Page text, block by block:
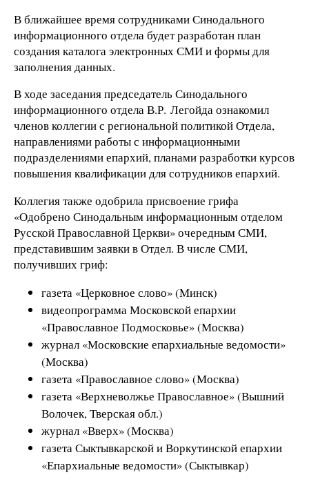
В ближайшее время сотрудниками Синодального
информационного отдела будет разработан план
создания каталога электронных СМИ и формы для
заполнения данных.
В ходе заседания председатель Синодального
информационного отдела В.Р. Легойда ознакомил
членов коллегии с региональной политикой Отдела,
направлениями работы с информационными
подразделениями епархий, планами разработки курсов
повышения квалификации для сотрудников епархий.
Коллегия также одобрила присвоение грифа
«Одобрено Синодальным информационным отделом
Русской Православной Церкви» очередным СМИ,
представившим заявки в Отдел. В числе СМИ,
получивших гриф:
газета «Церковное слово» (Минск)
видеопрограмма Московской епархии
«Православное Подмосковье» (Москва)
журнал «Московские епархиальные ведомости»
(Москва)
газета «Православное слово» (Москва)
газета «Верхневолжье Православное» (Вышний
Волочек, Тверская обл.)
журнал «Вверх» (Москва)
газета Сыктывкарской и Воркутинской епархии
«Епархиальные ведомости» (Сыктывкар)